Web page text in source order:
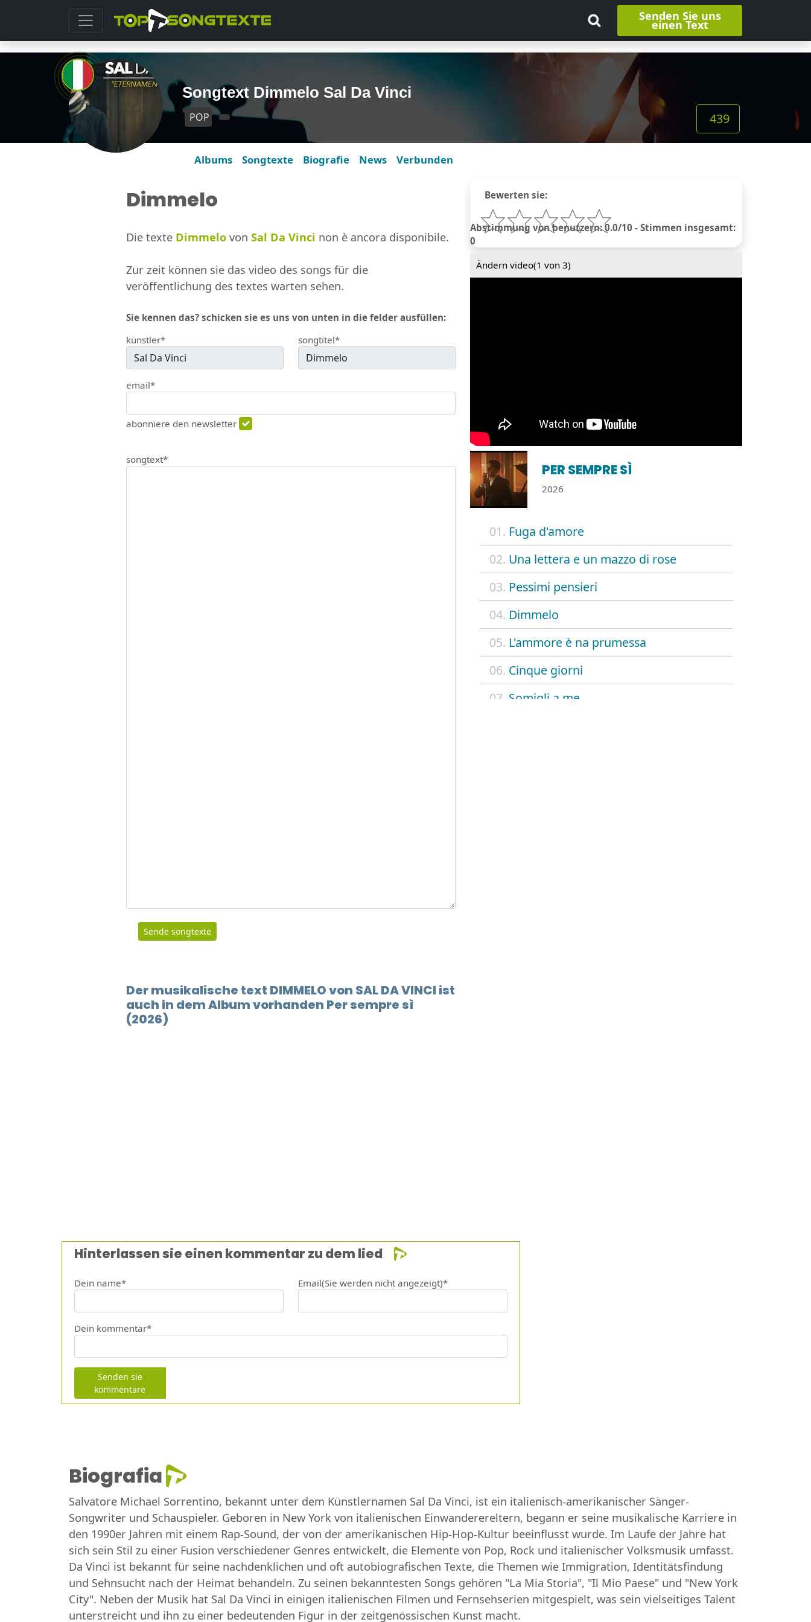
Senden Sie uns
einen Text
Songtext Dimmelo Sal Da Vinci
POP 439
Albums Songtexte Biografie News Verbunden
Bewerten sie:
Abstimmung von benutzern: 0.0/10 - Stimmen insgesamt:
0
Ändern video(1 von 3)
PER SEMPRE SÌ
2026
01. Fuga d'amore
02. Una lettera e un mazzo di rose
03. Pessimi pensieri
04. Dimmelo
05. L'ammore è na prumessa
06. Cinque giorni
07. Somigli a me
Dimmelo
Die texte Dimmelo von Sal Da Vinci non è ancora disponibile.
Zur zeit können sie das video des songs für die
veröffentlichung des textes warten sehen.
Sie kennen das? schicken sie es uns von unten in die felder ausfüllen:
künstler*
songtitel*
email*
abonniere den newsletter
songtext*
Sende songtexte
Der musikalische text DIMMELO von SAL DA VINCI ist
auch in dem Album vorhanden Per sempre sì
(2026)
Hinterlassen sie einen kommentar zu dem lied
Dein name* Email(Sie werden nicht angezeigt)*
Dein kommentar*
Senden sie
kommentare
Biografia
Salvatore Michael Sorrentino, bekannt unter dem Künstlernamen Sal Da Vinci, ist ein italienisch-amerikanischer Sänger-
Songwriter und Schauspieler. Geboren in New York von italienischen Einwanderereltern, begann er seine musikalische Karriere in
den 1990er Jahren mit einem Rap-Sound, der von der amerikanischen Hip-Hop-Kultur beeinflusst wurde. Im Laufe der Jahre hat
sich sein Stil zu einer Fusion verschiedener Genres entwickelt, die Elemente von Pop, Rock und italienischer Volksmusik umfasst.
Da Vinci ist bekannt für seine nachdenklichen und oft autobiografischen Texte, die Themen wie Immigration, Identitätsfindung
und Sehnsucht nach der Heimat behandeln. Zu seinen bekanntesten Songs gehören "La Mia Storia", "Il Mio Paese" und "New York
City". Neben der Musik hat Sal Da Vinci in einigen italienischen Filmen und Fernsehserien mitgespielt, was sein vielseitiges Talent
unterstreicht und ihn zu einer bedeutenden Figur in der zeitgenössischen Kunst macht.